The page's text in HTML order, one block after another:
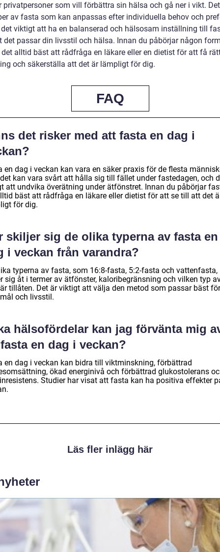
privatpersoner som vill förbättra sin hälsa och gå ner i vikt.
av fasta som kan anpassas efter individuella behov och
viktigt att ha en balanserad och hälsosam inställning till
det passar din livsstil och hälsa. Innan du påbörjar någon
alltid bäst att rådfråga en läkare eller en dietist för att få
och säkerställa att det är lämpligt för dig.
FAQ
det risker med att fasta en dag i
en dag i veckan kan vara en säker praxis för de flesta
kan vara svårt att hålla sig till fället under fastedagen, och
att undvika överätning under ätfönstret. Innan du påbörjar
bäst att rådfråga en läkare eller dietist för att se till att det
för dig.
skiljer sig de olika typerna av fasta en
i veckan från varandra?
typerna av fasta, som 16:8-fasta, 5:2-fasta och vattenfasta,
sig åt i termer av ätfönster, kaloribegränsning och vilken typ
tillåten. Det är viktigt att välja den metod som passar bäst för
och livsstil.
hälsofördelar kan jag förvänta mig
en dag i veckan?
en dag i veckan kan bidra till viktminskning, förbättrad
ökad energinivå och förbättrad glukostolerans
Studier har visat att fasta kan ha positiva effekter
Läs fler inlägg här